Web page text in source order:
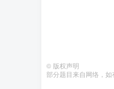
© 版权声明
部分题目来自网络，